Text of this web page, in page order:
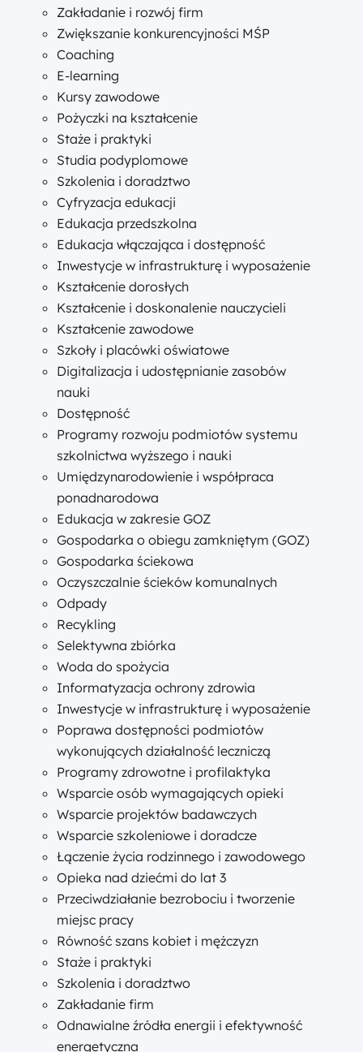
Zakładanie i rozwój firm
Zwiększanie konkurencyjności MŚP
Coaching
E-learning
Kursy zawodowe
Pożyczki na kształcenie
Staże i praktyki
Studia podyplomowe
Szkolenia i doradztwo
Cyfryzacja edukacji
Edukacja przedszkolna
Edukacja włączająca i dostępność
Inwestycje w infrastrukturę i wyposażenie
Kształcenie dorosłych
Kształcenie i doskonalenie nauczycieli
Kształcenie zawodowe
Szkoły i placówki oświatowe
Digitalizacja i udostępnianie zasobów
nauki
Dostępność
Programy rozwoju podmiotów systemu
szkolnictwa wyższego i nauki
Umiędzynarodowienie i współpraca
ponadnarodowa
Edukacja w zakresie GOZ
Gospodarka o obiegu zamkniętym (GOZ)
Gospodarka ściekowa
Oczyszczalnie ścieków komunalnych
Odpady
Recykling
Selektywna zbiórka
Woda do spożycia
Informatyzacja ochrony zdrowia
Inwestycje w infrastrukturę i wyposażenie
Poprawa dostępności podmiotów
wykonujących działalność leczniczą
Programy zdrowotne i profilaktyka
Wsparcie osób wymagających opieki
Wsparcie projektów badawczych
Wsparcie szkoleniowe i doradcze
Łączenie życia rodzinnego i zawodowego
Opieka nad dziećmi do lat 3
Przeciwdziałanie bezrobociu i tworzenie
miejsc pracy
Równość szans kobiet i mężczyzn
Staże i praktyki
Szkolenia i doradztwo
Zakładanie firm
Odnawialne źródła energii i efektywność
energetyczna